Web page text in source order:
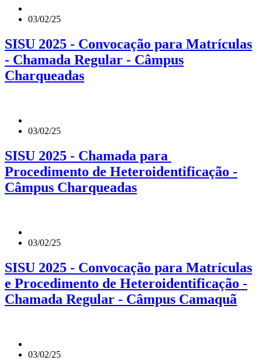
03/02/25
SISU 2025 - Convocação para Matrículas
- Chamada Regular - Câmpus
Charqueadas
03/02/25
SISU 2025 - Chamada para
Procedimento de Heteroidentificação -
Câmpus Charqueadas
03/02/25
SISU 2025 - Convocação para Matrículas
e Procedimento de Heteroidentificação -
Chamada Regular - Câmpus Camaquã
03/02/25